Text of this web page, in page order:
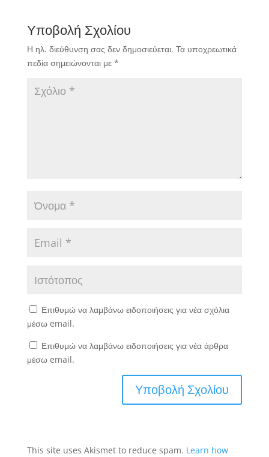
Υποβολή Σχολίου
Η ηλ. διεύθυνση σας δεν δημοσιεύεται. Τα υποχρεωτικά
πεδία σημειώνονται με *
Επιθυμώ να λαμβάνω ειδοποιήσεις για νέα σχόλια
μέσω email.
Επιθυμώ να λαμβάνω ειδοποιήσεις για νέα άρθρα
μέσω email.
This site uses Akismet to reduce spam. Learn how